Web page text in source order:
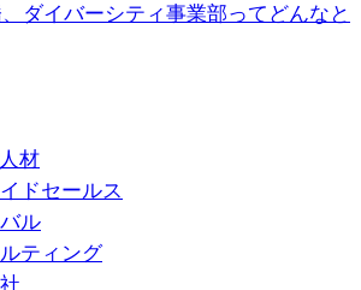
ダイバーシティ事業部ってどんなと
材
ドセールス
ル
ティング